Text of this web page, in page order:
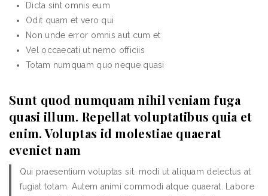
Dicta sint omnis eum
Odit quam et vero qui
Non unde error omnis aut cum et
Vel occaecati ut nemo officiis
Totam numquam quo neque quasi
Sunt quod numquam nihil veniam fuga
quasi illum. Repellat voluptatibus quia et
enim. Voluptas id molestiae quaerat
eveniet nam
Qui praesentium voluptas sit. modi ut aliquam delectus at
fugiat totam. Autem animi commodi atque quaerat. Labore